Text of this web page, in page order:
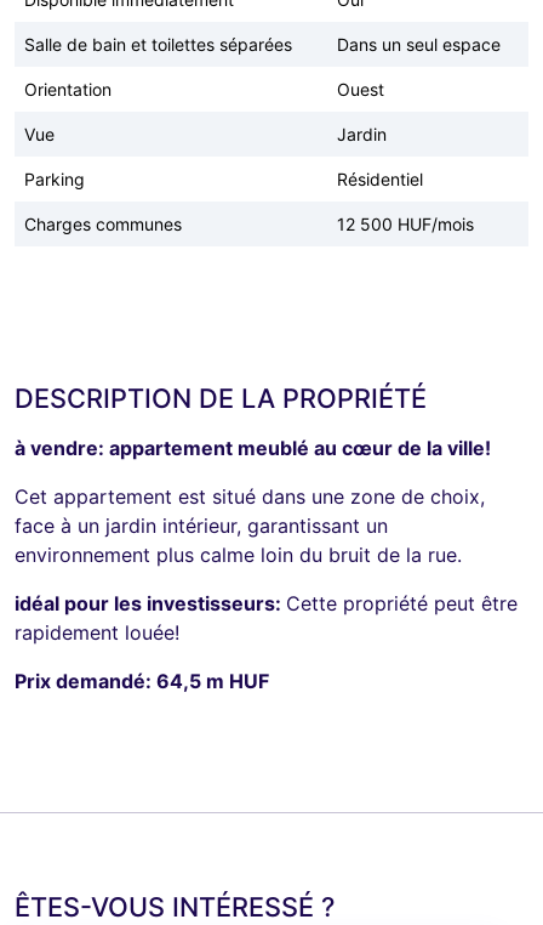
Salle de bain et toilettes séparées Dans un seul espace
Orientation Ouest
Vue Jardin
Parking Résidentiel
Charges communes 12 500 HUF/mois
DESCRIPTION DE LA PROPRIÉTÉ
à vendre: appartement meublé au cœur de la ville!
Cet appartement est situé dans une zone de choix,
face à un jardin intérieur, garantissant un
environnement plus calme loin du bruit de la rue.
idéal pour les investisseurs: Cette propriété peut être
rapidement louée!
Prix demandé: 64,5 m HUF
ÊTES-VOUS INTÉRESSÉ ?